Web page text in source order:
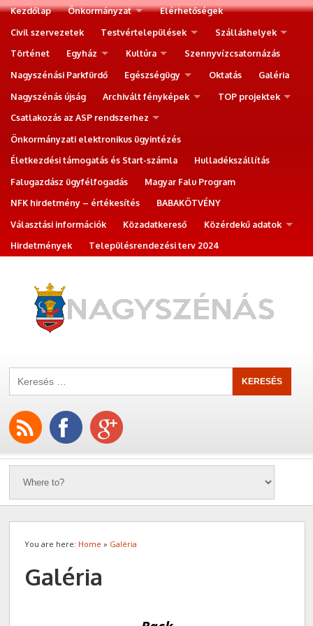
Kezdőlap Önkormányzat
Elérhetőségek
Civil szervezetek
Testvértelepülések
Szálláshelyek
Történet
Egyház Kultúra
Szennyvízcsatornázás
Nagyszénási Parkfürdő
Egészségügy Oktatás
Galéria
Nagyszénás újság
Archivált fényképek
TOP projektek
Csatlakozás az ASP rendszerhez
Önkormányzati elektronikus ügyintézés
Életkezdési támogatás és Start-számla
Hulladékszállítás
Falugazdász ügyfélfogadás
Magyar Falu Program
NFK hirdetmény – értékesítés
BABAKÖTVÉNY
Választási információk
Közadatkereső
Közérdekű adatok
Hirdetmények
Településrendezési terv 2024
You are here: Home » Galéria
Galéria